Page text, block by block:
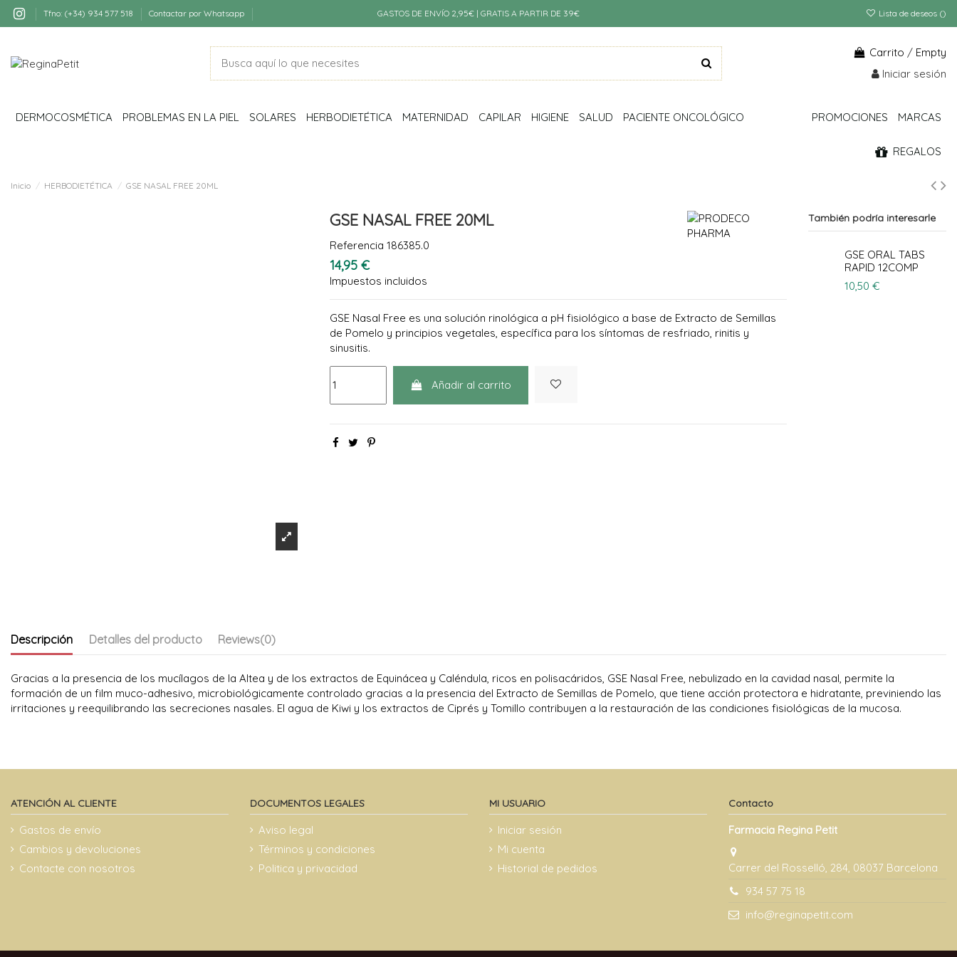
Tfno: (+34) 934 577 518 Contactar por Whatsapp GASTOS DE ENVÍO 2,95€ | GRATIS A PARTIR DE 39€ Lista de deseos ()
Carrito / Empty
Iniciar sesión
DERMOCOSMÉTICA PROBLEMAS EN LA PIEL SOLARES HERBODIETÉTICA MATERNIDAD CAPILAR HIGIENE SALUD PACIENTE ONCOLÓGICO MARCAS
PROMOCIONES
REGALOS
Inicio HERBODIETÉTICA GSE NASAL FREE 20ML
GSE NASAL FREE 20ML
Referencia 186385.0
14,95 €
Impuestos incluidos
GSE Nasal Free es una solución rinológica a pH fisiológico a base de Extracto de Semillas
de Pomelo y principios vegetales, específica para los síntomas de resfriado, rinitis y
sinusitis.
Añadir al carrito
También podría interesarle
GSE ORAL TABS
RAPID 12COMP
10,50 €
Descripción Detalles del producto Reviews(0)
Gracias a la presencia de los mucílagos de la Altea y de los extractos de Equinácea y Caléndula, ricos en polisacáridos, GSE Nasal Free, nebulizado en la cavidad nasal, permite la
formación de un film muco-adhesivo, microbiológicamente controlado gracias a la presencia del Extracto de Semillas de Pomelo, que tiene acción protectora e hidratante, previniendo las
irritaciones y reequilibrando las secreciones nasales. El agua de Kiwi y los extractos de Ciprés y Tomillo contribuyen a la restauración de las condiciones fisiológicas de la mucosa.
ATENCIÓN AL CLIENTE
Gastos de envío
Cambios y devoluciones
Contacte con nosotros
DOCUMENTOS LEGALES
Aviso legal
Términos y condiciones
Politica y privacidad
MI USUARIO
Iniciar sesión
Mi cuenta
Historial de pedidos
Contacto
Farmacia Regina Petit
Carrer del Rosselló, 284, 08037 Barcelona
934 57 75 18
info@reginapetit.com